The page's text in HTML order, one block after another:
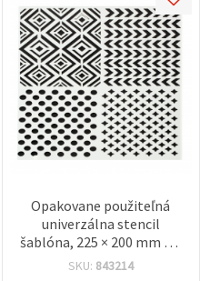
Opakovane použiteľná
univerzálna stencil
šablóna, 225 × 200 mm – 4
motívy
SKU: 843214